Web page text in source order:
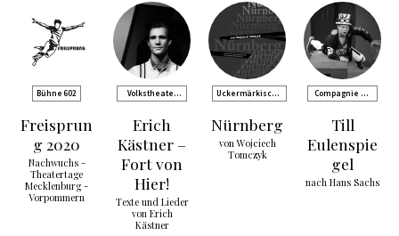
Bühne 602
Freisprun
g 2020
Nachwuchs -
Theatertage
Mecklenburg -
Vorpommern
Volkstheater
Erich
Kästner –
Fort von
Hier!
Texte und Lieder
von Erich
Kästner
Uckermärkische
Nürnberg
von Wojciech
Tomczyk
Compagnie de
Till
Eulenspie
gel
nach Hans Sachs